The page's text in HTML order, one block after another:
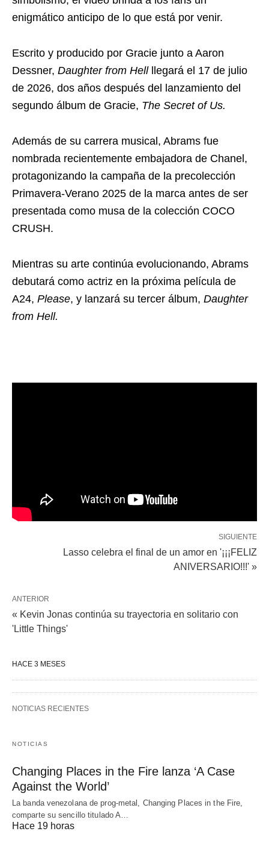
enigmático anticipo de lo que está por venir.
Escrito y producido por Gracie junto a Aaron
Dessner, Daughter from Hellllegará el 17 de julio
de 2026, dos años después del lanzamiento del
segundo álbum de Gracie, The Secret of Us.
Además de su carrera musical, Abrams fue
nombrada recientemente embajadora de Chanel,
protagonizando la campaña de la precolección
Primavera-Verano 2025 de la marca antes de ser
presentada como musa de la colección COCO
CRUSH.
Mientras su arte continúa evolucionando, Abrams
debutará como actriz en la próxima película de
A24, Please, y lanzará su tercer álbum, Daughter
from Hell.
SIGUIENTE
Lasso celebra el final de un amor en '¡¡¡FELIZ
ANIVERSARIO!!!' »
ANTERIOR
« Kevin Jonas continúa su trayectoria en solitario con
'Little Things'
HACE 3 MESES
NOTICIAS RECIENTES
NOTICIAS
Changing Places in the Fire lanza ‘A Case
Against the World’
La banda venezolana de prog-metal, Changing Places in the Fire,
comparte su sencillo titulado A…
Hace 19 horas